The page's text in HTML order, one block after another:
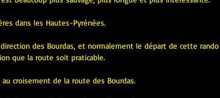
dans les Hautes-Pyrénées.
des Bourdas, et normalement le départ de cette rando
que la route soit praticable.
croisement de la route des Bourdas.